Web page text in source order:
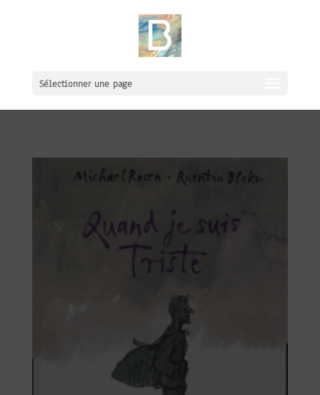
Sélectionner une page